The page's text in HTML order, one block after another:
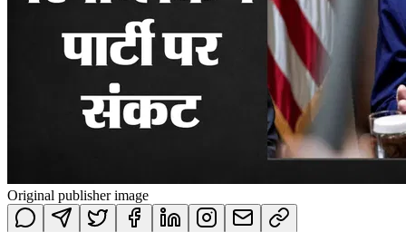
Original publisher image